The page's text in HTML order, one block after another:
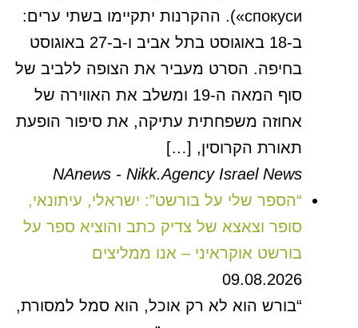
спокуси»). ההקרנות יתקיימו בשתי ערים:
ב-18 באוגוסט בתל אביב ו-ב-27 באוגוסט
בחיפה. הסרט מעביר את הצופה ללביב של
סוף המאה ה-19 ומשלב את האווירה של
אחוזה משפחתית עתיקה, את סיפור הופעת
תאורת הקרוסין, […]
NAnews - Nikk.Agency Israel News
“הספר שלי על בורשט”: ישראלי, עיתונאי,
סופר וצאצא של צדיק כתב והוציא ספר על
בורשט אוקראיני – אנו ממליצים
09.08.2026
“בורש הוא לא רק אוכל, הוא סמל למסורת,